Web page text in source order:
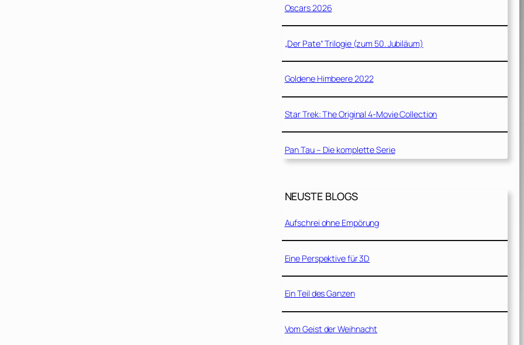
Oscars 2026
„Der Pate“ Trilogie (zum 50. Jubiläum)
Goldene Himbeere 2022
Star Trek: The Original 4-Movie Collection
Pan Tau – Die komplette Serie
NEUSTE BLOGS
Aufschrei ohne Empörung
Eine Perspektive für 3D
Ein Teil des Ganzen
Vom Geist der Weihnacht